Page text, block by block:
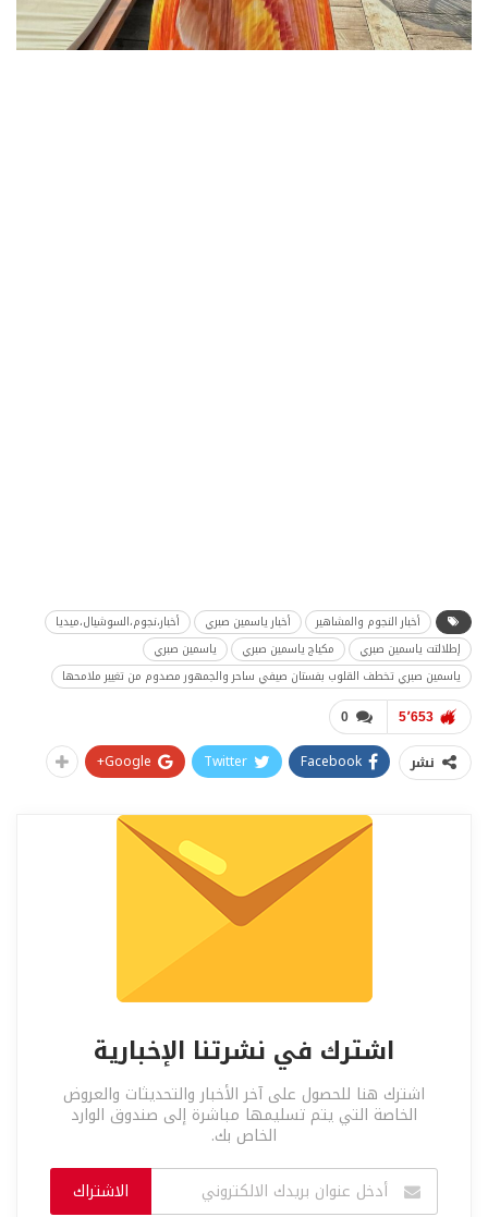
أخبار النجوم والمشاهير أخبار ياسمين صبري
أخبار،نجوم،السوشيال،ميديا
إطلالتت ياسمين صبري
مكياج ياسمين صبري
ياسمين صبري
ياسمين صبري تخطف القلوب بفستان صيفي ساحر والجمهور مصدوم من تغيير ملامحها
0 5٬653
نشر Facebook
Twitter
Google+
اشترك في نشرتنا الإخبارية
اشترك هنا للحصول على آخر الأخبار والتحديثات والعروض
الخاصة التي يتم تسليمها مباشرة إلى صندوق الوارد
الخاص بك.
الاشتراك